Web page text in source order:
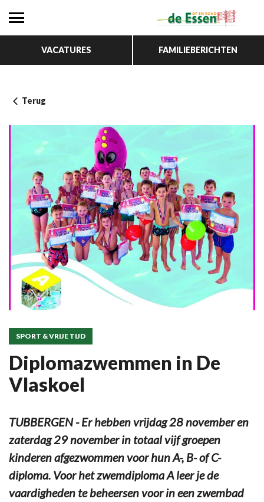
VACATURES FAMILIEBERICHTEN
Terug
SPORT & VRIJE TIJD
Diplomazwemmen in De
Vlaskoel
TUBBERGEN - Er hebben vrijdag 28 november en
zaterdag 29 november in totaal vijf groepen
kinderen afgezwommen voor hun A-, B- of C-
diploma. Voor het zwemdiploma A leer je de
vaardigheden te beheersen voor in een zwembad